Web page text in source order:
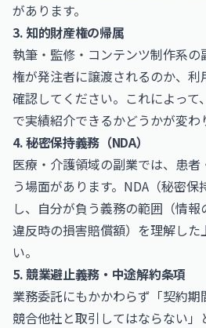
があります。
3. 知的財産権の帰属
執筆・監修・コンテンツ制作系
権が発注者に譲渡されるのか、
確認してください。これによって
で実績紹介できるかどうかが変わ
4. 秘密保持義務（NDA）
医療・介護領域の副業では、患
う場面があります。NDA（秘密
し、自分が負う義務の範囲（情報
違反時の損害賠償額）を理解した
い。
5. 競業避止義務・中途解約条項
業務委託にもかかわらず「契約期
競合他社と取引してはならない」